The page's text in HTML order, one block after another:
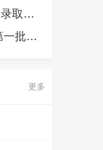
2026年昆明市主城区普通高中录取最低控制线及分数段公布
今日12:00！西安城六区中考第一批次录取结果公布
更多